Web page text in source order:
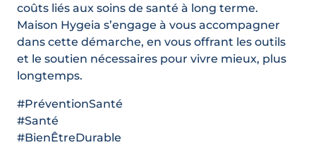
coûts liés aux soins de santé à long terme.
Maison Hygeia s’engage à vous accompagner
dans cette démarche, en vous offrant les outils
et le soutien nécessaires pour vivre mieux, plus
longtemps.
#PréventionSanté
#Santé
#BienÊtreDurable